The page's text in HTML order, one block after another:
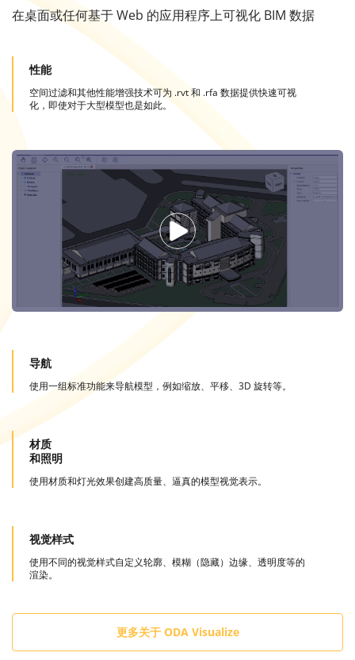
在桌面或任何基于 Web 的应用程序上可视化 BIM 数据
性能
空间过滤和其他性能增强技术可为 .rvt 和 .rfa 数据提供快速可视
化，即使对于大型模型也是如此。
导航
使用一组标准功能来导航模型，例如缩放、平移、3D 旋转等。
材质
和照明
使用材质和灯光效果创建高质量、逼真的模型视觉表示。
视觉样式
使用不同的视觉样式自定义轮廓、模糊（隐藏）边缘、透明度等的
渲染。
更多关于 ODA Visualize